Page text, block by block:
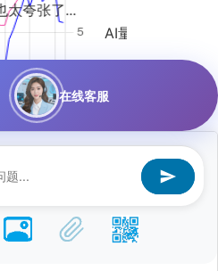
回撤和...
化确实厉害，我跟着类似的策
说明波动控制得极好，这策...
在线客服